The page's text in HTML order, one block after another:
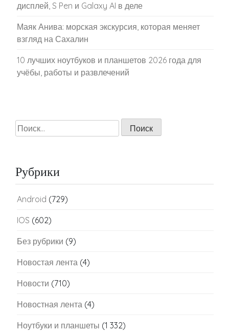
дисплей, S Pen и Galaxy AI в деле
Маяк Анива: морская экскурсия, которая меняет
взгляд на Сахалин
10 лучших ноутбуков и планшетов 2026 года для
учёбы, работы и развлечений
Найти:
Рубрики
Android (729)
IOS (602)
Без рубрики (9)
Новостая лента (4)
Новости (710)
Новостная лента (4)
Ноутбуки и планшеты (1 332)